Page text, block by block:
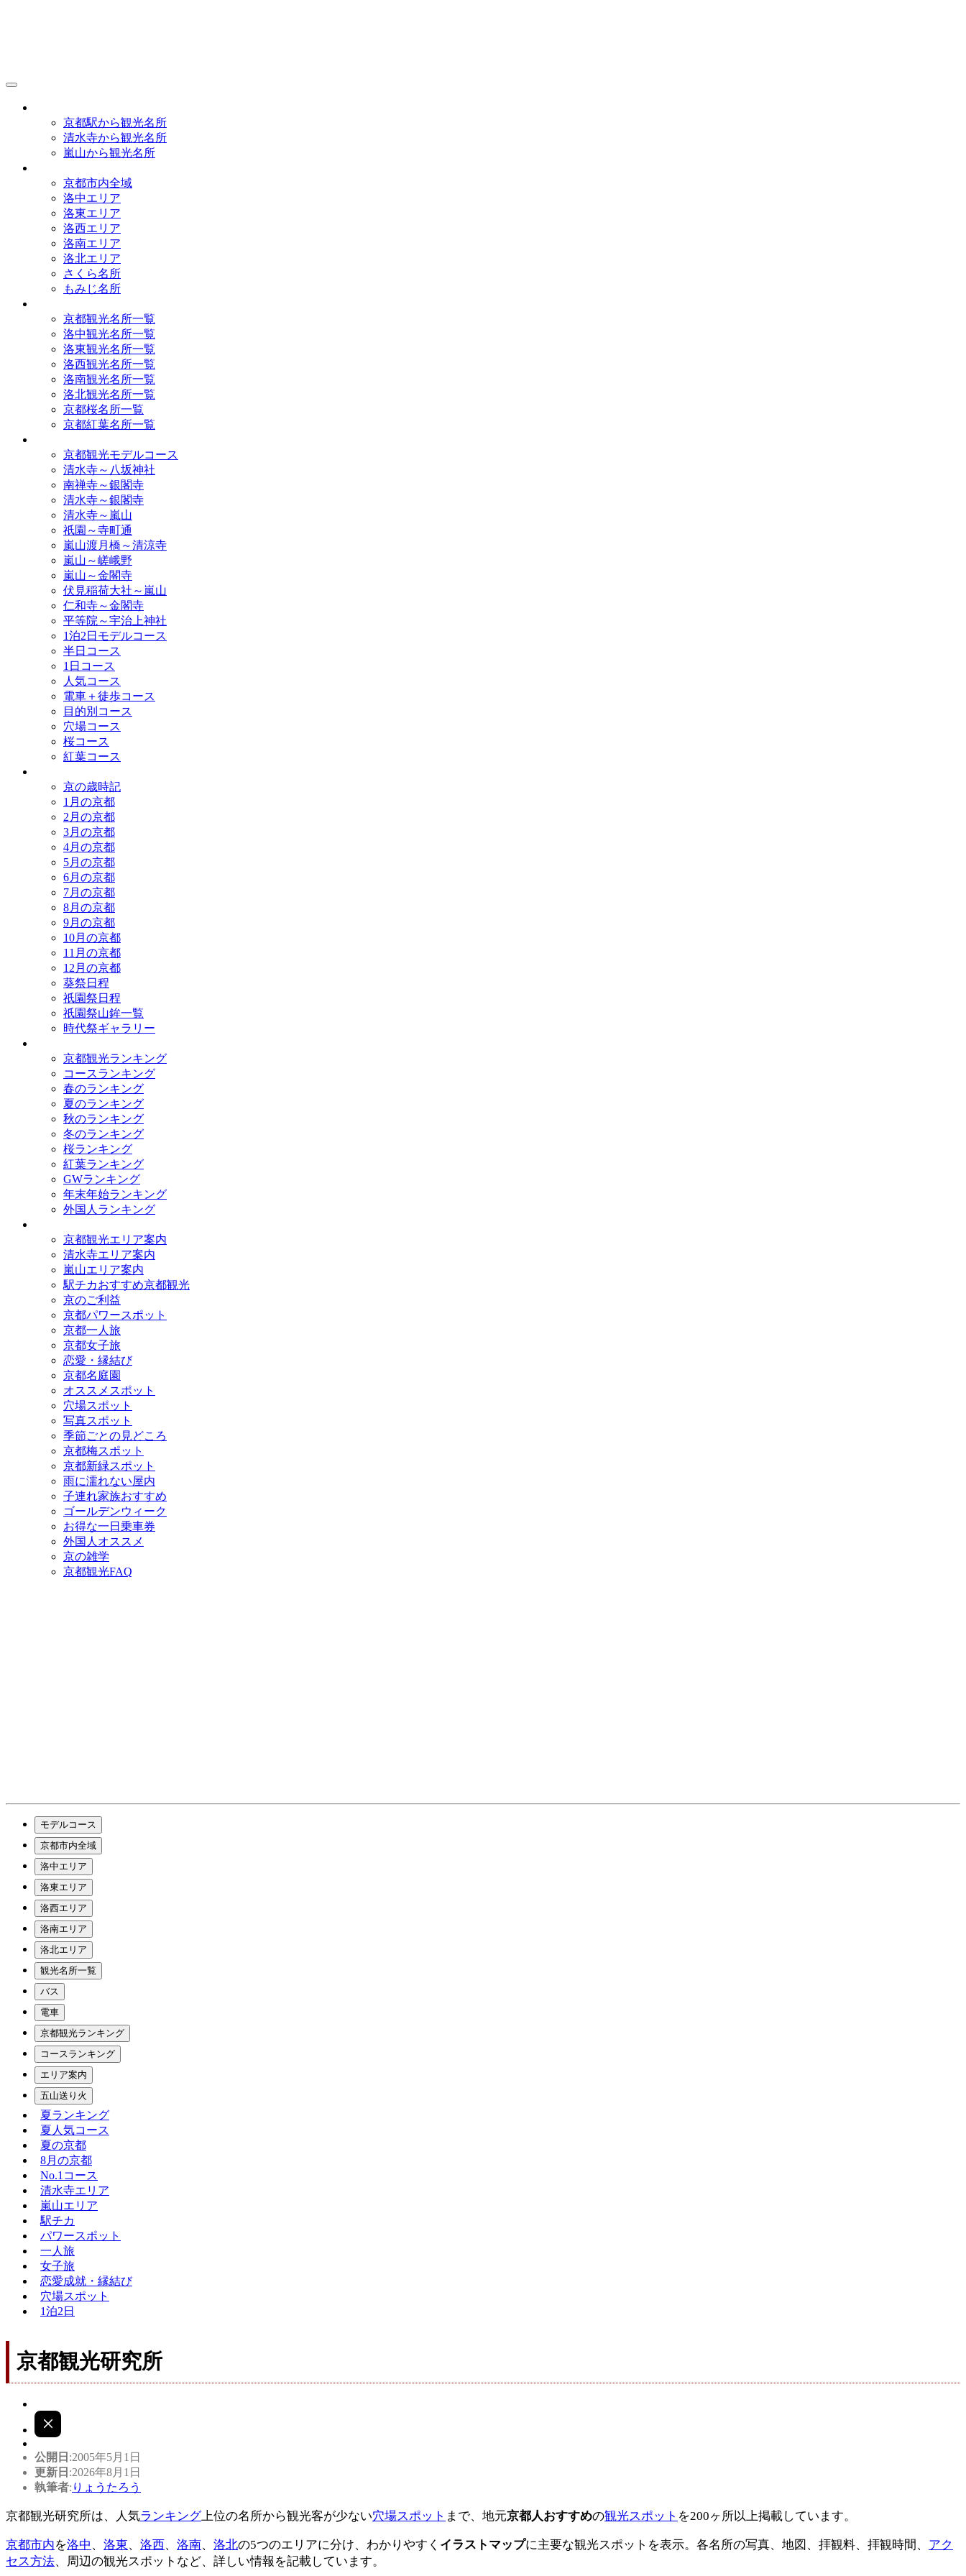
京都駅から観光名所
清水寺から観光名所
嵐山から観光名所
京都市内全域
洛中エリア
洛東エリア
洛西エリア
洛南エリア
洛北エリア
さくら名所
もみじ名所
京都観光名所一覧
洛中観光名所一覧
洛東観光名所一覧
洛西観光名所一覧
洛南観光名所一覧
洛北観光名所一覧
京都桜名所一覧
京都紅葉名所一覧
京都観光モデルコース
清水寺～八坂神社
南禅寺～銀閣寺
清水寺～銀閣寺
清水寺～嵐山
祇園～寺町通
嵐山渡月橋～清涼寺
嵐山～嵯峨野
嵐山～金閣寺
伏見稲荷大社～嵐山
仁和寺～金閣寺
平等院～宇治上神社
1泊2日モデルコース
半日コース
1日コース
人気コース
電車＋徒歩コース
目的別コース
穴場コース
桜コース
紅葉コース
京の歳時記
1月の京都
2月の京都
3月の京都
4月の京都
5月の京都
6月の京都
7月の京都
8月の京都
9月の京都
10月の京都
11月の京都
12月の京都
葵祭日程
祇園祭日程
祇園祭山鉾一覧
時代祭ギャラリー
京都観光ランキング
コースランキング
春のランキング
夏のランキング
秋のランキング
冬のランキング
桜ランキング
紅葉ランキング
GWランキング
年末年始ランキング
外国人ランキング
京都観光エリア案内
清水寺エリア案内
嵐山エリア案内
駅チカおすすめ京都観光
京のご利益
京都パワースポット
京都一人旅
京都女子旅
恋愛・縁結び
京都名庭園
オススメスポット
穴場スポット
写真スポット
季節ごとの見どころ
京都梅スポット
京都新緑スポット
雨に濡れない屋内
子連れ家族おすすめ
ゴールデンウィーク
お得な一日乗車券
外国人オススメ
京の雑学
京都観光FAQ
モデルコース
京都市内全域
洛中エリア
洛東エリア
洛西エリア
洛南エリア
洛北エリア
観光名所一覧
バス
電車
京都観光ランキング
コースランキング
エリア案内
五山送り火
夏ランキング
夏人気コース
夏の京都
8月の京都
No.1コース
清水寺エリア
嵐山エリア
駅チカ
パワースポット
一人旅
女子旅
恋愛成就・縁結び
穴場スポット
1泊2日
京都観光研究所
公開日 :2005年5月1日
更新日 :2026年8月1日
執筆者: りょうたろう
京都観光研究所は、人気ランキング上位の名所から観光客が少ない穴場スポット まで、地元京都人おすすめの観光スポット を200ヶ所以上掲載しています。
京都市内を洛中 、 洛東、 洛西、 洛南、 洛北の5つのエリアに分け、わかりやすく イラストマップに主要な観光スポットを表示。各名所の写真、地図、拝観料、拝観時間、 アク
セス方法、周辺の観光スポットなど、詳しい情報を記載しています。